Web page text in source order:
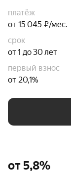
платёж
от 15 045 ₽/мес.
срок
от 1 до 30 лет
первый взнос
от 20,1%
от 5,8%